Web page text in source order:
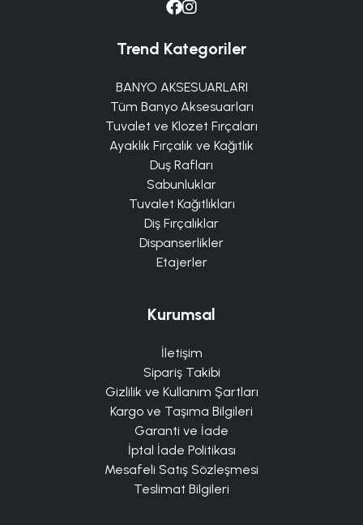
Trend Kategoriler
BANYO AKSESUARLARI
Tüm Banyo Aksesuarları
Tuvalet ve Klozet Fırçaları
Ayaklık Fırçalık ve Kağıtlık
Duş Rafları
Sabunluklar
Tuvalet Kağıtlıkları
Diş Fırçalıklar
Dispanserlikler
Etajerler
Kurumsal
İletişim
Sipariş Takibi
Gizlilik ve Kullanım Şartları
Kargo ve Taşıma Bilgileri
Garanti ve İade
İptal İade Politikası
Mesafeli Satış Sözleşmesi
Teslimat Bilgileri